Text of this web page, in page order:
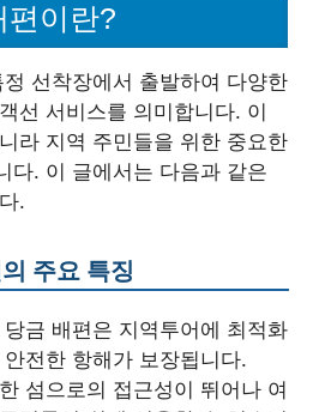
편이란?
선착장에서 출발하여 다양한
선 서비스를 의미합니다. 이
라 지역 주민들을 위한 중요한
다. 이 글에서는 다음과 같은
.
주요 특징
당금 배편은 지역투어에 최적화
전한 항해가 보장됩니다.
섬으로의 접근성이 뛰어나 여